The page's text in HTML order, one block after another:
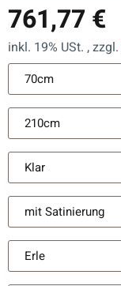
761,77 €
inkl. 19% USt. , zzgl.
70cm
210cm
Klar
mit Satinierung
Erle